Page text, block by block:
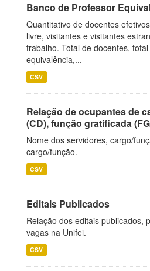
Banco de Professor
Quantitativo de docentes
livre, visitantes e visitantes
trabalho. Total de docentes,
equivalência,...
CSV
Relação de ocupantes de
(CD), função gratificada
Nome dos servidores, cargo/
cargo/função.
CSV
Editais Publicados
Relação dos editais publicados,
vagas na Unifei.
CSV